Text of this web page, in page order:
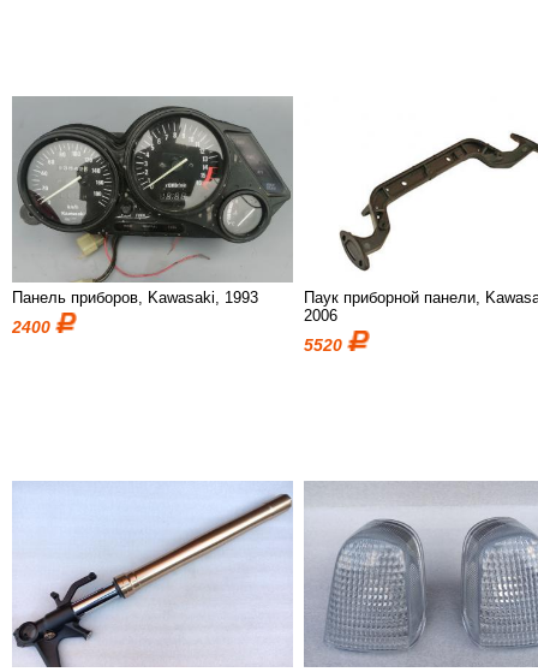
Панель приборов, Kawasaki, 1993
2400
Паук приборной панели,
2006
5520